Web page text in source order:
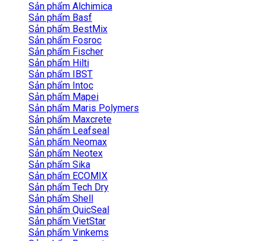
Sản phẩm Alchimica
Sản phẩm Basf
Sản phẩm BestMix
Sản phẩm Fosroc
Sản phẩm Fischer
Sản phẩm Hilti
Sản phẩm IBST
Sản phẩm Intoc
Sản phẩm Mapei
Sản phẩm Maris Polymers
Sản phẩm Maxcrete
Sản phẩm Leafseal
Sản phẩm Neomax
Sản phẩm Neotex
Sản phẩm Sika
Sản phẩm ECOMIX
Sản phẩm Tech Dry
Sản phẩm Shell
Sản phẩm QuicSeal
Sản phẩm VietStar
Sản phẩm Vinkems